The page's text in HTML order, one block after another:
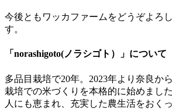
今後ともワッカファームをどうぞよろ
す。
「norashigoto(ノラシゴト）」について
多品目栽培で20年。2023年より奈良か
栽培での米づくりを本格的に始めまし
人にも恵まれ、充実した農生活をおく